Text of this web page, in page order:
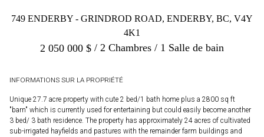
749 ENDERBY - GRINDROD ROAD, ENDERBY, BC, V4Y
4K1
2 050 000 $ 2 Chambres 1 Salle de bain
INFORMATIONS SUR LA PROPRIÉTÉ
Unique 27.7 acre property with cute 2 bed/1 bath home plus a 2800 sq ft
"barn" which is currently used for entertaining but could easily become another
3 bed/ 3 bath residence. The property has approximately 24 acres of cultivated
sub-irrigated hayfields and pastures with the remainder farm buildings and